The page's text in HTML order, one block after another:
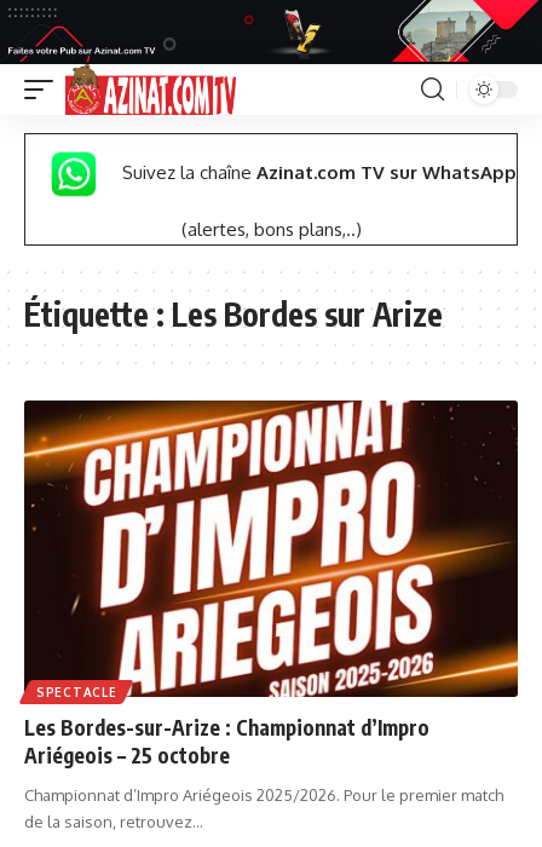
Suivez la chaîne Azinat.com TV sur WhatsApp
(alertes, bons plans,..)
Étiquette :Les Bordes sur Arize
SPECTACLE
Les Bordes-sur-Arize : Championnat d’Impro
Ariégeois – 25 octobre
Championnat d’Impro Ariégeois 2025/2026. Pour le premier match
de la saison, retrouvez…